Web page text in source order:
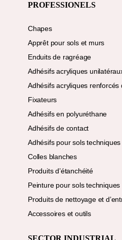
PROFESSIONELS
Chapes
Apprêt pour sols et murs
Enduits de ragréage
Adhésifs acryliques
Adhésifs acryliques renforcés
Fixateurs
Adhésifs en polyuréthane
Adhésifs de contact
Adhésifs pour sols techniques
Colles blanches
Produits d’étanchéité
Peinture pour sols techniques
Produits de nettoyage et
Accessoires et outils